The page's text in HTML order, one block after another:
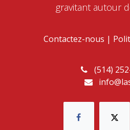
gravitant autour
Contactez-nous |
(514)